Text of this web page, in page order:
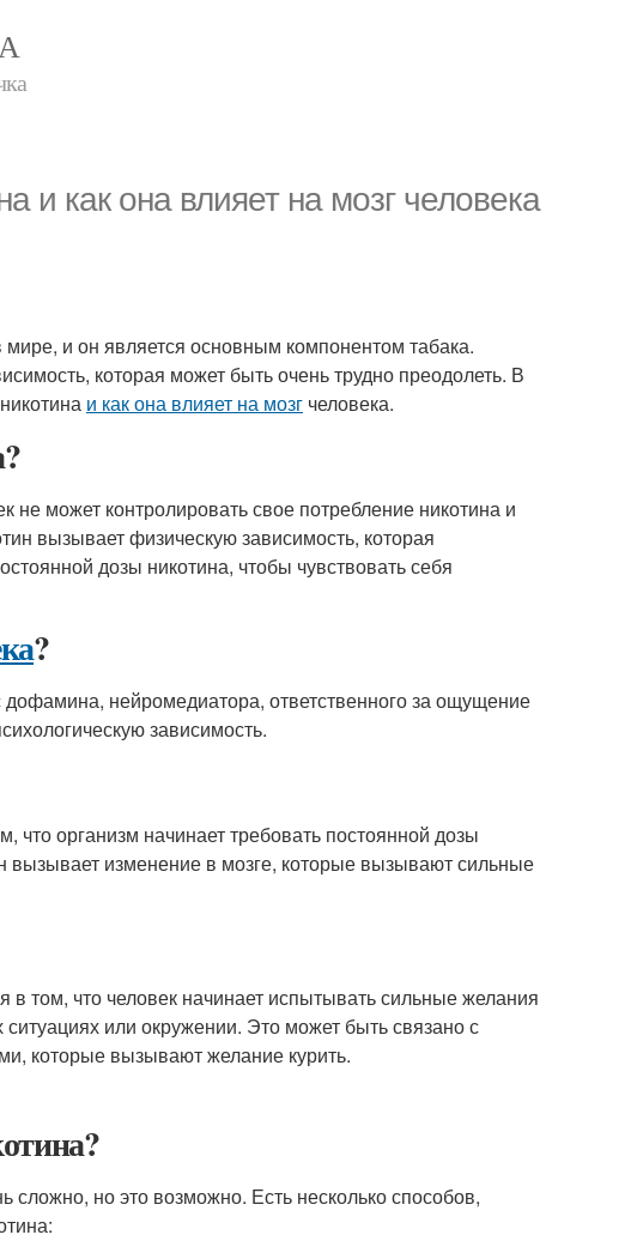
и как она влияет на мозг человека
и он является основным компонентом табака.
которая может быть очень трудно преодолеть. В
и как она влияет на мозг человека.
не может контролировать свое потребление никотина и
вызывает физическую зависимость, которая
дозы никотина, чтобы чувствовать себя
?
нейромедиатора, ответственного за ощущение
зависимость.
что организм начинает требовать постоянной дозы
вызывает изменение в мозге, которые вызывают сильные
в том, что человек начинает испытывать сильные желания
или окружении. Это может быть связано с
которые вызывают желание курить.
сложно, но это возможно. Есть несколько способов,